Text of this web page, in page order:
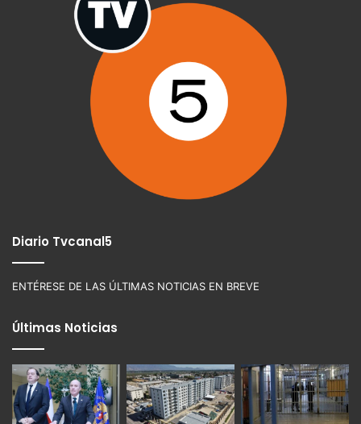
Diario Tvcanal5
ENTÉRESE DE LAS ÚLTIMAS NOTICIAS EN BREVE
Últimas Noticias